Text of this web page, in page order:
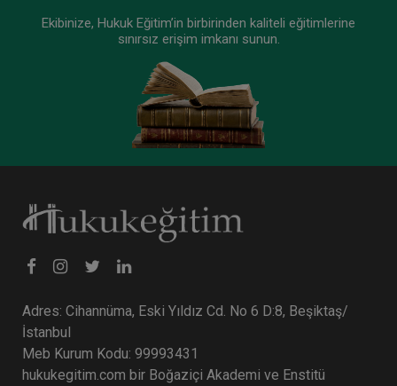
Ekibinize, Hukuk Eğitim’in birbirinden kaliteli eğitimlerine
sınırsız erişim imkanı sunun.
Adres: Cihannüma, Eski Yıldız Cd. No 6 D:8, Beşiktaş/
İstanbul
Meb Kurum Kodu: 99993431
hukukegitim.com bir Boğaziçi Akademi ve Enstitü